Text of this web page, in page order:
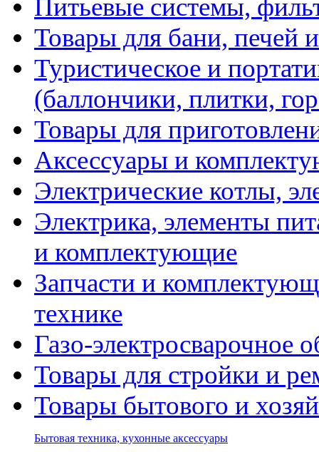
Питьевые системы,
Товары для бани, печей
Туристическое и
(баллончики, плитки,
Товары для
Аксессуары и
Электрические котлы,
Электрика, элементы
и комплектующие
Запчасти и
технике
Газо-электросварочное
Товары для стройки и
Товары бытового и
Бытовая техника, кухонные аксессуары